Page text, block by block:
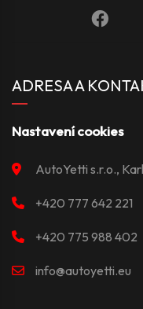
ADRESA A
Nastavení cookies
AutoYetti s.r.o.,
+420 777 642 221
+420 775 988 402
info@autoyetti.eu